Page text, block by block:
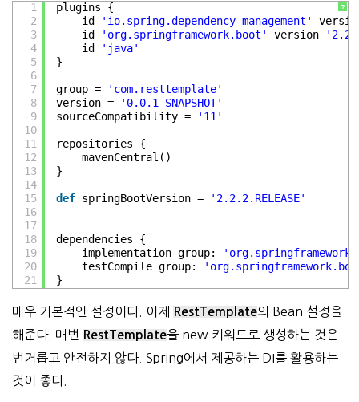
?
1
2
3
4
5
6
7
8
9
10
11
12
13
14
15
16
17
18
19
20
21
plugins {
id
'io.spring.dependency-management'
id
'org.springframework.boot' version
id
'java'
}
group =
'com.resttemplate'
version =
'0.0.1-SNAPSHOT'
sourceCompatibility =
'11'
repositories {
mavenCentral()
}
def springBootVersion = '2.2.2.RELEASE'
dependencies {
implementation group:
testCompile group:
}
매우 기본적인 설정이다. 이제 RestTemplate의 Bean 설정을
해준다. 매번 RestTemplate을 new 키워드로 생성하는 것은
번거롭고 안전하지 않다. Spring에서 제공하는 DI를 활용하는
것이 좋다.